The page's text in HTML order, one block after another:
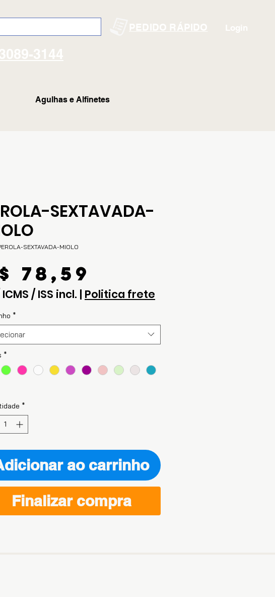
PEDIDO RÁPIDO Login
3144
SEXTAVADA-
SEXTAVADA-MIOLO
78,59
ICMS / ISS incl. | Politica frete
*
*
*
ao carrinho
Finalizar compra
Agulhas e Alfinetes